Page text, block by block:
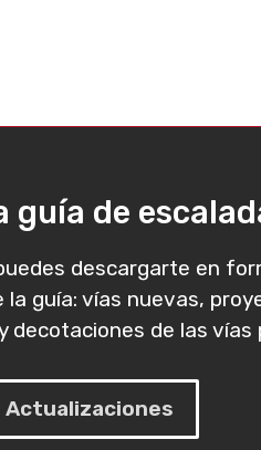
guía de
descargarte en
la guía: vías nuevas,
decotaciones de las vías
Actualizaciones